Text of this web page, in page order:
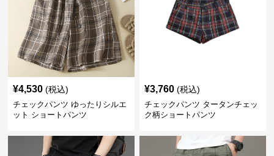
¥4,530 (税込)
チェックパンツ ゆったりシルエ
ット ショートパンツ
¥3,760 (税込)
チェックパンツ タータンチェッ
ク柄ショートパンツ